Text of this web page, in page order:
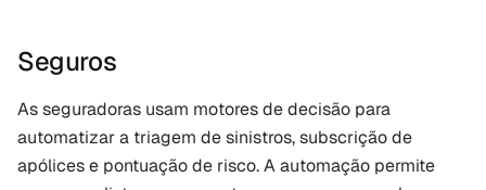
Seguros
As seguradoras usam motores de decisão para
automatizar a triagem de sinistros, subscrição de
apólices e pontuação de risco. A automação permite